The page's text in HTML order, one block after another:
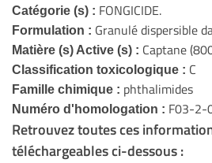
Catégorie (s) : FONGICIDE.
Formulation : Granulé dispersible
Matière (s) Active (s) : Captane
Classification toxicologique : C
Famille chimique : phthalimides
Numéro d'homologation : F03-2-
Retrouvez toutes ces
téléchargeables ci-dessous :